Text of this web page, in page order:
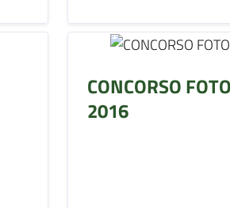
CONCORSO
2016